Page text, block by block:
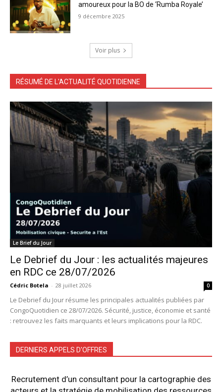
amoureux pour la BO de ‘Rumba Royale’
9 décembre 2025
Voir plus
RÉSUMÉ DE L'ACTUALITÉ QUOTIDIENNE
Le Brief du Jour
Le Debrief du Jour : les actualités majeures
en RDC ce 28/07/2026
Cédric Botela - 28 juillet 2026 0
Le Debrief du Jour résume les principales actualités publiées par
CongoQuotidien ce 28/07/2026. Sécurité, justice, économie et santé
: retrouvez les faits marquants et leurs implications pour la RDC.
DERNIERS APPELS D'OFFRES
Recrutement d’un consultant pour la cartographie des